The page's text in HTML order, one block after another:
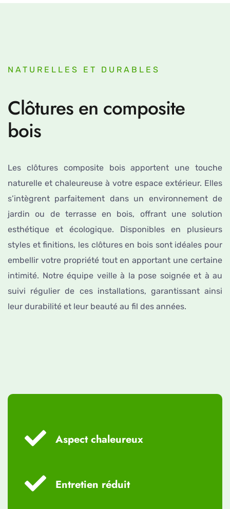
NATURELLES ET DURABLES
Clôtures en composite
bois
Les clôtures composite bois apportent une touche
naturelle et chaleureuse à votre espace extérieur. Elles
s’intègrent parfaitement dans un environnement de
jardin ou de terrasse en bois, offrant une solution
esthétique et écologique. Disponibles en plusieurs
styles et finitions, les clôtures en bois sont idéales pour
embellir votre propriété tout en apportant une certaine
intimité. Notre équipe veille à la pose soignée et à au
suivi régulier de ces installations, garantissant ainsi
leur durabilité et leur beauté au fil des années.
Aspect chaleureux
Entretien réduit